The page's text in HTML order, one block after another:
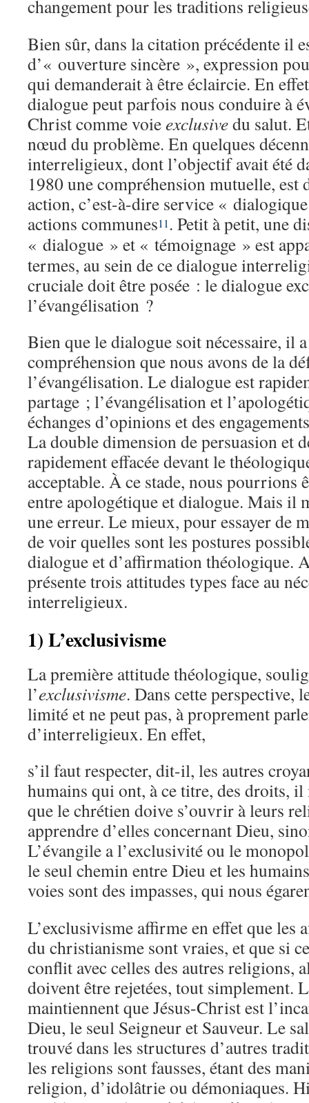
changement pour les traditions
Bien sûr, dans la citation précédente il
d’« ouverture sincère », expression
qui demanderait à être éclaircie. En
dialogue peut parfois nous conduire à
Christ comme voieexclusivedu salut.
nœud du problème. En quelques
interreligieux, dont l’objectif avait été
1980 une compréhension mutuelle, est
action, c’est-à-dire service «
actions communes11 . Petit à petit, une
« dialogue » et « témoignage » est
termes, au sein de ce dialogue
cruciale doit être posée : le dialogue
l’évangélisation ?
Bien que le dialogue soit nécessaire, il
compréhension que nous avons de la
l’évangélisation. Le dialogue est
partage ; l’évangélisation et
échanges d’opinions et des
La double dimension de persuasion et
rapidement effacée devant le
acceptable. À ce stade, nous pourrions
entre apologétique et dialogue. Mais il
une erreur. Le mieux, pour essayer de
de voir quelles sont les postures
dialogue et d’affirmation théologique.
présente trois attitudes types face au
interreligieux.
1) L’exclusivisme
La première attitude théologique,
l’exclusivisme. Dans cette perspective,
limité et ne peut pas, à proprement
d’interreligieux. En effet,
s’il faut respecter, dit-il, les autres
humains qui ont, à ce titre, des droits, il
que le chrétien doive s’ouvrir à leurs
apprendre d’elles concernant Dieu,
L’évangile a l’exclusivité ou le
le seul chemin entre Dieu et les
voies sont des impasses, qui nous
L’exclusivisme affirme en effet que les
du christianisme sont vraies, et que si
conflit avec celles des autres religions,
doivent être rejetées, tout simplement.
maintiennent que Jésus-Christ est
Dieu, le seul Seigneur et Sauveur. Le
trouvé dans les structures d’autres
les religions sont fausses, étant des
religion, d’idolâtrie ou démoniaques.